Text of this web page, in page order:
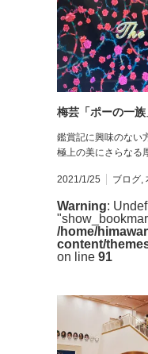
梅芸「ポーの一
鑑賞記に興味のない
極上の美にさらなる
2021/1/25 ブログ,
Warning:
/home/
content/
on line 91